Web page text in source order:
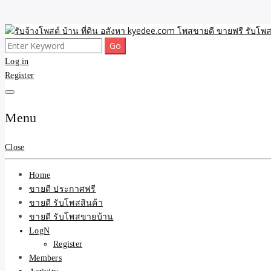
Skip
to
content
รับจ้างโพสต์ บ้าน ที่ดิน อสั
และบริการ
ขายดี โพสประกาศขายสินค้าฟรี บ้าน ที่ดิน อสังหา รับโพสต์ประกาศขาย
Search
for:
Log in
Register
Menu
Close
Home
ขายดี ประกาศฟรี
ขายดี รับโพสสินค้า
ขายดี รับโพสขายบ้าน
LogN
Register
Members